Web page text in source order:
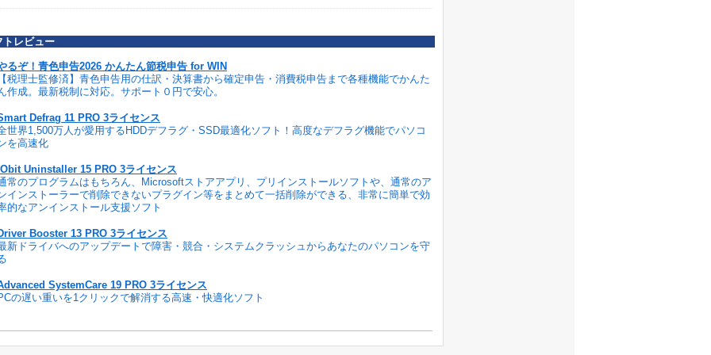
レビュー
るぞ！青色申告2026 かんたん節税申告 for WIN
税理士監修済】青色申告用の仕訳・決算書から確定申告・消費税申告まで各種機能でかんた
作成。最新税制に対応。サポート０円で安心。
Defrag 11 PRO 3ライセンス
世界1,500万人が愛用するHDDデフラグ・SSD最適化ソフト！高度なデフラグ機能でパソコ
を高速化
Uninstaller 15 PRO 3ライセンス
常のプログラムはもちろん、Microsoftストアアプリ、プリインストールソフトや、通常のア
インストーラーで削除できないプラグイン等をまとめて一括削除ができる、非常に簡単で効
的なアンインストール支援ソフト
Booster 13 PRO 3ライセンス
新ドライバへのアップデートで障害・競合・システムクラッシュからあなたのパソコンを守
SystemCare 19 PRO 3ライセンス
の遅い重いを1クリックで解消する高速・快適化ソフト